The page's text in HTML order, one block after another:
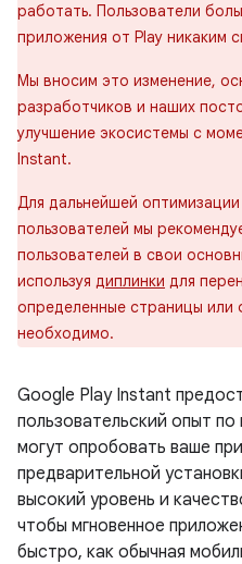
работать. Пользователи
приложения от Play никаким
Мы вносим это изменение,
разработчиков и наших
улучшение экосистемы с
Instant.
Для дальнейшей
пользователей мы
пользователей в свои
используя диплинки для
определенные страницы или
необходимо.
Google Play Instant
пользовательский опыт
могут опробовать ваше
предварительной
высокий уровень и
чтобы мгновенное
быстро, как обычная